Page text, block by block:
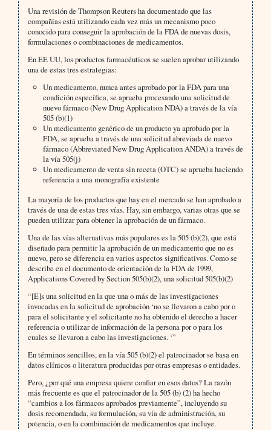
Una revisión de Thompson Reuters ha documentado que las
compañías está utilizando cada vez más un mecanismo poco
conocido para conseguir la aprobación de la FDA de nuevas dosis,
formulaciones o combinaciones de medicamentos.
En EE UU, los productos farmacéuticos se suelen aprobar utilizando
una de estas tres estrategias:
Un medicamento, nunca antes aprobado por la FDA para una
condición específica, se aprueba procesando una solicitud de
nuevo fármaco (New Drug Application NDA) a través de la vía
505 (b)(1)
Un medicamento genérico de un producto ya aprobado por la
FDA, se aprueba a través de una solicitud abreviada de nuevo
fármaco (Abbreviated New Drug Application ANDA) a través de
la vía 505(j)
Un medicamento de venta sin receta (OTC) se aprueba haciendo
referencia a una monografía existente
La mayoría de los productos que hay en el mercado se han aprobado a
través de una de estas tres vías. Hay, sin embargo, varias otras que se
pueden utilizar para obtener la aprobación de un fármaco.
Una de las vías alternativas más populares es la 505 (b)(2), que está
diseñado para permitir la aprobación de un medicamento que no es
nuevo, pero se diferencia en varios aspectos significativos. Como se
describe en el documento de orientación de la FDA de 1999,
Applications Covered by Section 505(b)(2), una solicitud 505(b)(2)
“[E]s una solicitud en la que una o más de las investigaciones
invocadas en la solicitud de aprobación ‘no se llevaron a cabo por o
para el solicitante y el solicitante no ha obtenido el derecho a hacer
referencia o utilizar de información de la persona por o para los
cuales se llevaron a cabo las investigaciones. ‘”
En términos sencillos, en la vía 505 (b)(2) el patrocinador se basa en
datos clínicos o literatura producidas por otras empresas o entidades.
Pero, ¿por qué una empresa quiere confiar en esos datos? La razón
más frecuente es que el patrocinador de la 505 (b) (2) ha hecho
“cambios a los fármacos aprobados previamente”, incluyendo su
dosis recomendada, su formulación, su vía de administración, su
potencia, o en la combinación de medicamentos que incluye.